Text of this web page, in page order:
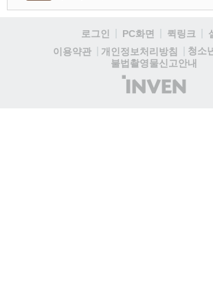
로그인 PC화면 퀵링크
이용약관
개인정보처리방침
청소
불법촬영물신고안내
(주)
인